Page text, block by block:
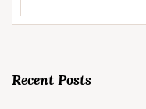
Recent Posts